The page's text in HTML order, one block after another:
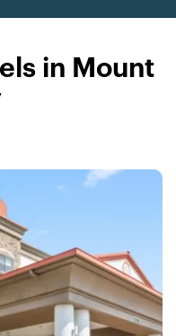
in Mount